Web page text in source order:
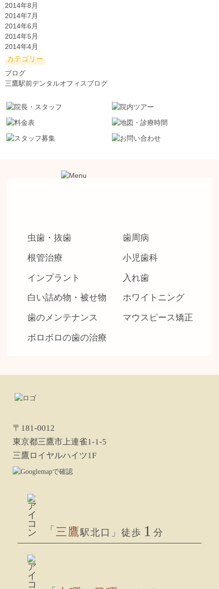
2014年8月
2014年7月
2014年6月
2014年5月
2014年4月
カテゴリー
ブログ
三鷹駅前デンタルオフィスブログ
虫歯・抜歯 歯周病
根管治療 小児歯科
インプラント 入れ歯
白い詰め物・被せ物 ホワイトニング
歯のメンテナンス マウスピース矯正
ボロボロの歯の治療
〒181-0012
東京都三鷹市上連雀1-1-5
三鷹ロイヤルハイツ1F
「 三鷹駅北口」徒歩 1 分